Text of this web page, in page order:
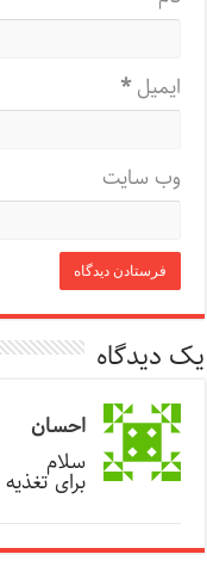
ایمیل*
وب‌ سایت
یک دیدگاه
احسان
سلام
برای تغذیه 1مپر ضخامت مورد نیاز چقدر است؟